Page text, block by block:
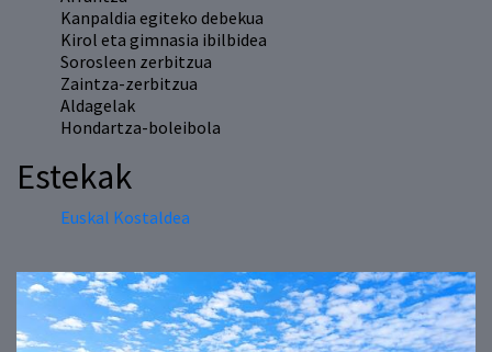
Kanpaldia egiteko debekua
Kirol eta gimnasia ibilbidea
Sorosleen zerbitzua
Zaintza-zerbitzua
Aldagelak
Hondartza-boleibola
Estekak
Euskal Kostaldea